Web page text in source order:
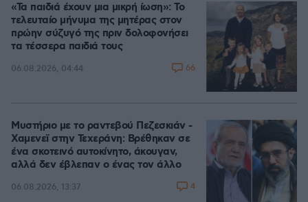
«Τα παιδιά έχουν μια μικρή ίωση»: Το
τελευταίο μήνυμα της μητέρας στον
πρώην σύζυγό της πριν δολοφονήσει
τα τέσσερα παιδιά τους
06.08.2026, 04:44 66
Μυστήριο με το ραντεβού Πεζεσκιάν -
Χαμενεϊ στην Τεχεράνη: Βρέθηκαν σε
ένα σκοτεινό αυτοκίνητο, άκουγαν,
αλλά δεν έβλεπαν ο ένας τον άλλο
06.08.2026, 13:37 4